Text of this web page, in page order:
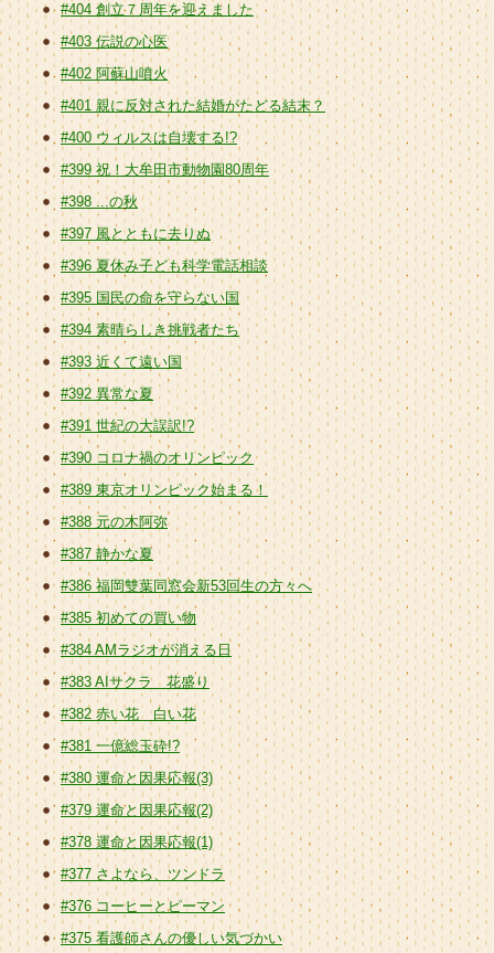
#404 創立７周年を迎えました
#403 伝説の心医
#402 阿蘇山噴火
#401 親に反対された結婚がたどる結末？
#400 ウィルスは自壊する!?
#399 祝！大牟田市動物園80周年
#398 ...の秋
#397 風とともに去りぬ
#396 夏休み子ども科学電話相談
#395 国民の命を守らない国
#394 素晴らしき挑戦者たち
#393 近くて遠い国
#392 異常な夏
#391 世紀の大誤訳!?
#390 コロナ禍のオリンピック
#389 東京オリンピック始まる！
#388 元の木阿弥
#387 静かな夏
#386 福岡雙葉同窓会新53回生の方々へ
#385 初めての買い物
#384 AMラジオが消える日
#383 AIサクラ 花盛り
#382 赤い花 白い花
#381 一億総玉砕!?
#380 運命と因果応報(3)
#379 運命と因果応報(2)
#378 運命と因果応報(1)
#377 さよなら、ツンドラ
#376 コーヒーとピーマン
#375 看護師さんの優しい気づかい